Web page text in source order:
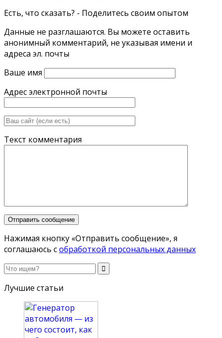
Есть, что сказать? - Поделитесь своим опытом
Данные не разглашаются. Вы можете оставить
анонимный комментарий, не указывая имени и
адреса эл. почты
Ваше имя
Адрес электронной почты
Текст комментария
Нажимая кнопку «Отправить сообщение», я
соглашаюсь собработкой персональных данных
Лучшие статьи